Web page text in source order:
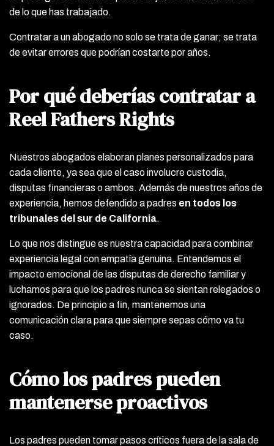
de lo que has trabajado.
Contratar a un abogado no solo se trata de ganar; se trata
de evitar errores que podrían costarte por años.
Por qué deberías contratar a
Reel Fathers Rights
Nuestros abogados elaboran planes personalizados para
cada cliente, ya sea que el caso involucre custodia,
disputas financieras o ambos. Además de nuestros años de
experiencia, hemos defendido a padres en todos los
tribunales del sur de California.
Lo que nos distingue es nuestra capacidad para combinar
experiencia legal con empatía genuina. Entendemos el
impacto emocional de las disputas de derecho familiar y
luchamos para que los padres nunca se sientan relegados o
ignorados. De principio a fin, mantenemos una
comunicación clara para que siempre sepas cómo va tu
caso.
Cómo los padres pueden
mantenerse proactivos
Los padres pueden tomar pasos críticos fuera de la sala de